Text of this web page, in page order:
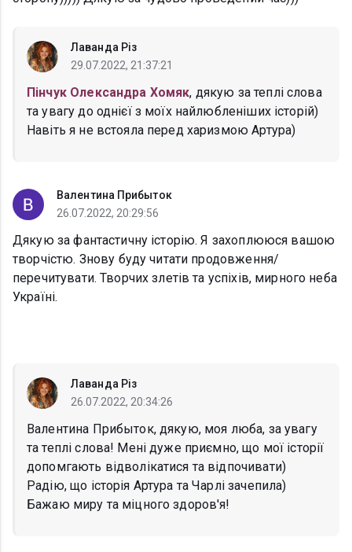
Лаванда Різ
29.07.2022, 21:37:21
Пінчук Олександра Хомяк, дякую за теплі слова
та увагу до однієї з моїх найлюбленіших історій)
Навіть я не встояла перед харизмою Артура)
Валентина Прибыток
26.07.2022, 20:29:56
Дякую за фантастичну історію. Я захоплююся вашою
творчістю. Знову буду читати продовження/
перечитувати. Творчих злетів та успіхів, мирного неба
Україні.
Лаванда Різ
26.07.2022, 20:34:26
Валентина Прибыток, дякую, моя люба, за увагу
та теплі слова! Мені дуже приємно, що мої історії
допомгають відволікатися та відпочивати)
Радію, що історія Артура та Чарлі зачепила)
Бажаю миру та міцного здоров'я!